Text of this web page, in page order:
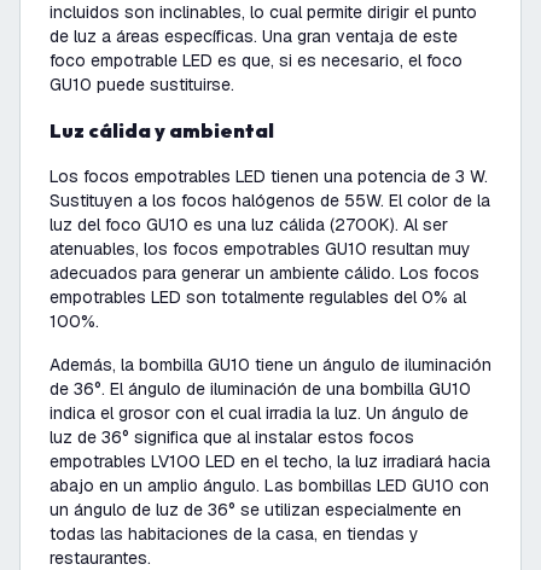
incluidos son inclinables, lo cual permite dirigir el punto
de luz a áreas específicas. Una gran ventaja de este
foco empotrable LED es que, si es necesario, el foco
GU10 puede sustituirse.
Luz cálida y ambiental
Los focos empotrables LED tienen una potencia de 3 W.
Sustituyen a los focos halógenos de 55W. El color de la
luz del foco GU10 es una luz cálida (2700K). Al ser
atenuables, los focos empotrables GU10 resultan muy
adecuados para generar un ambiente cálido. Los focos
empotrables LED son totalmente regulables del 0% al
100%.
Además, la bombilla GU10 tiene un ángulo de iluminación
de 36°. El ángulo de iluminación de una bombilla GU10
indica el grosor con el cual irradia la luz. Un ángulo de
luz de 36° significa que al instalar estos focos
empotrables LV100 LED en el techo, la luz irradiará hacia
abajo en un amplio ángulo. Las bombillas LED GU10 con
un ángulo de luz de 36° se utilizan especialmente en
todas las habitaciones de la casa, en tiendas y
restaurantes.